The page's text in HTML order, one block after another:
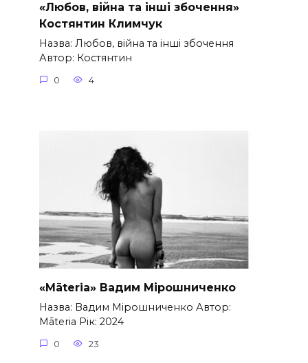
«Любов, війна та інші збочення»
Костянтин Климчук
Назва: Любов, війна та інші збочення
Автор: Костянтин
0 4
«Māteria» Вадим Мірошниченко
Назва: Вадим Мірошниченко Автор:
Māteria Рік: 2024
0 23